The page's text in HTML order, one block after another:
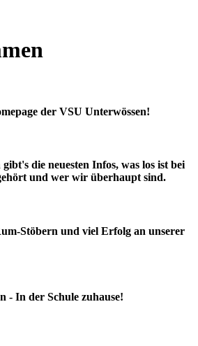
der VSU Unterwössen!
die neuesten Infos, was los ist bei
und wer wir überhaupt sind.
Stöbern und viel Erfolg an unserer
- In der Schule zuhause!